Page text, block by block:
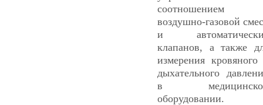
соотношением
воздушно-газовой
и
клапанов, а также
измерения
дыхательного
в
оборудовании.